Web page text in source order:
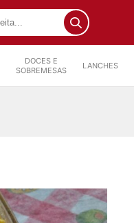
DOCES E
SOBREMESAS
LANCHES